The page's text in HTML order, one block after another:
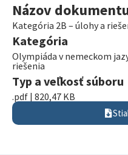
Názov
Kategória 2B – úlohy a
Kategória
Olympiáda v nemeckom
riešenia
Typ a veľkosť súboru
.pdf | 820,47 KB